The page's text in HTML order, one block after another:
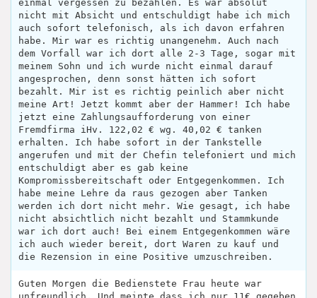
einmal vergessen zu bezahlen. Es war absolut
nicht mit Absicht und entschuldigt habe ich mich
auch sofort telefonisch, als ich davon erfahren
habe. Mir war es richtig unangenehm. Auch nach
dem Vorfall war ich dort alle 2-3 Tage, sogar mit
meinem Sohn und ich wurde nicht einmal darauf
angesprochen, denn sonst hätten ich sofort
bezahlt. Mir ist es richtig peinlich aber nicht
meine Art! Jetzt kommt aber der Hammer! Ich habe
jetzt eine Zahlungsaufforderung von einer
Fremdfirma iHv. 122,02 € wg. 40,02 € tanken
erhalten. Ich habe sofort in der Tankstelle
angerufen und mit der Chefin telefoniert und mich
entschuldigt aber es gab keine
Kompromissbereitschaft oder Entgegenkommen. Ich
habe meine Lehre da raus gezogen aber Tanken
werden ich dort nicht mehr. Wie gesagt, ich habe
nicht absichtlich nicht bezahlt und Stammkunde
war ich dort auch! Bei einem Entgegenkommen wäre
ich auch wieder bereit, dort Waren zu kauf und
die Rezension in eine Positive umzuschreiben.
Guten Morgen die Bedienstete Frau heute war